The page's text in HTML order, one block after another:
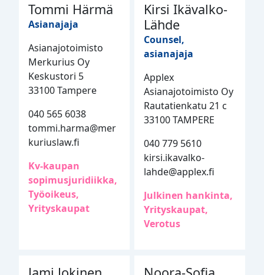
Tommi Härmä
Asianajaja
Asianajotoimisto
Merkurius Oy
Keskustori 5
33100 Tampere
040 565 6038
tommi.harma@mer
kuriuslaw.fi
Kv-kaupan
sopimusjuridiikka,
Työoikeus,
Yrityskaupat
Kirsi Ikävalko-
Lähde
Counsel,
asianajaja
Applex
Asianajotoimisto Oy
Rautatienkatu 21 c
33100 TAMPERE
040 779 5610
kirsi.ikavalko-
lahde@applex.fi
Julkinen hankinta,
Yrityskaupat,
Verotus